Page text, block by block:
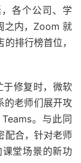
各个公司、学
之内，Zoom 就
排行榜首位，
修复时，微软
的老师们展开攻
。与此同
配合，针对老师
堂场景的新功